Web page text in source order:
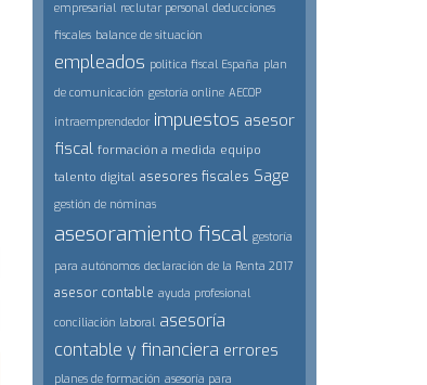
empresarial reclutar personal deducciones
fiscales balance de situación
empleados politica fiscal España plan
de comunicación gestoría online AECOP
intraemprendedor impuestos asesor
fiscal formación a medida equipo
talento digital asesores fiscales Sage
gestión de nóminas
asesoramiento fiscal gestoría
para autónomos declaración de la Renta 2017
asesor contable ayuda profesional
conciliación laboral asesoría
contable y financiera errores
planes de formación asesoría para